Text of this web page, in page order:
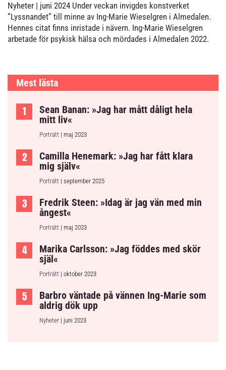
Nyheter | juni 2024 Under veckan invigdes konstverket
”Lyssnandet” till minne av Ing-Marie Wieselgren i Almedalen.
Hennes citat finns inristade i nävern. Ing-Marie Wieselgren
arbetade för psykisk hälsa och mördades i Almedalen 2022.
Mest lästa
Sean Banan: »Jag har mått dåligt hela
mitt liv«
Porträtt | maj 2023
Camilla Henemark: »Jag har fått klara
mig själv«
Porträtt | september 2025
Fredrik Steen: »Idag är jag vän med min
ångest«
Porträtt | maj 2023
Marika Carlsson: »Jag föddes med skör
själ«
Porträtt | oktober 2023
Barbro väntade på vännen Ing-Marie som
aldrig dök upp
Nyheter | juni 2023